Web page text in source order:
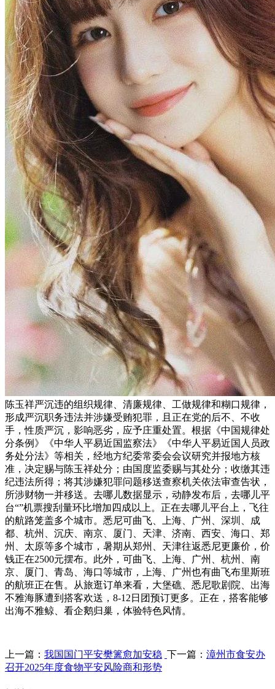
陈玉祥严沉违的组织规律、清廉规律、工做规律和糊口规律，
形成严沉职务违法并涉嫌受贿犯罪，且正在党的后不、不收
手，性质严沉，影响恶劣，应予庄重处置。根据《中国规律处
分条例》《中华人平易近国监察法》《中华人平易近国人员政
务处分法》等相关，经地方纪委常委会会议研究并报地方核
准，决定赐与陈玉祥处分；由国度监委赐与其处分；收缴其违
纪违法所得；将其涉嫌犯罪问题移送查察机关依法审查告状，
所涉财物一并移送。去哪儿数据显示，动静发布后，去哪儿平
台“”机票搜刮量环比增加四成以上。正在去哪儿平台上，飞往
的航路笼盖多个城市。悉尼可曲飞、上海、广州、深圳、成
都、杭州、沉庆、南京、厦门、天津、济南、西安、海口、郑
州、太原等多个城市，暑期从郑州、天津往返悉尼更廉价，价
钱正在2500元摆布。此外，可曲飞、上海、广州、杭州、南
京、厦门、青岛、海口等城市，上海、广州也有曲飞布里斯班
的航班正在售。从旅逛订单来看，大堡礁、悉尼歌剧院、出海
不雅海豚遭到搭客欢送，8-12日团预订更多。正在，搭客能够
出海不雅鲸、看企鹅归巢，体验特色风情。
上一篇： 我国国门平安樊篱愈加安稳 下一篇： 漳州市食安办
召开2025年度食物平安风险商和形势